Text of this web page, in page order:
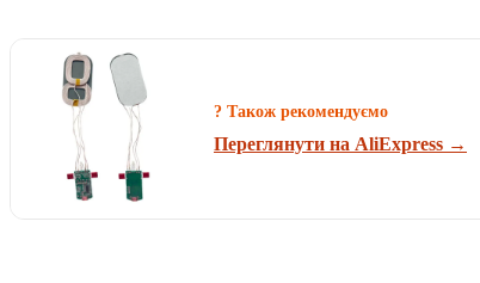
? Також рекомендуємо
Переглянути на AliExpress →